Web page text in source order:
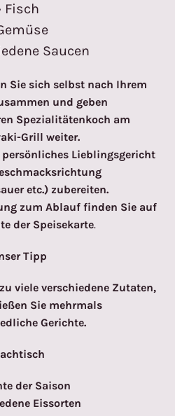
Fisch
Saucen
Sie sich selbst nach Ihrem
und geben
Spezialitätenkoch am
Grill weiter.
Lieblingsgericht
etc.) zubereiten.
zum Ablauf finden Sie auf
der Speisekarte.
Tipp
viele verschiedene Zutaten,
Sie mehrmals
Gerichte.
der Saison
Eissorten